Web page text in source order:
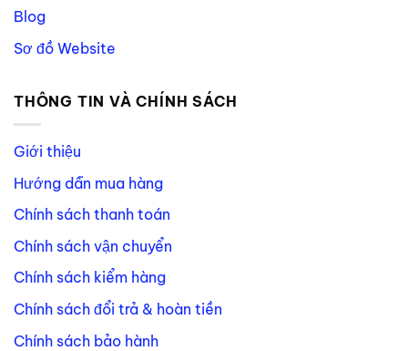
Blog
Sơ đồ Website
THÔNG TIN VÀ CHÍNH SÁCH
Giới thiệu
Hướng dẫn mua hàng
Chính sách thanh toán
Chính sách vận chuyển
Chính sách kiểm hàng
Chính sách đổi trả & hoàn tiền
Chính sách bảo hành